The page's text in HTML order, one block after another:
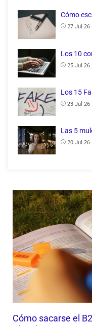
Cómo
27 Jul 26
Los 10
25 Jul 26
Los 15
23 Jul 26
Las 5
20 Jul 26
Cómo sacarse el